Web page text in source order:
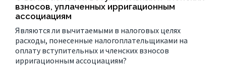
взносов, уплаченных ирригационным
ассоциациям
Являются ли вычитаемыми в налоговых целях
расходы, понесенные налогоплательщиками на
оплату вступительных и членских взносов
ирригационным ассоциациям?